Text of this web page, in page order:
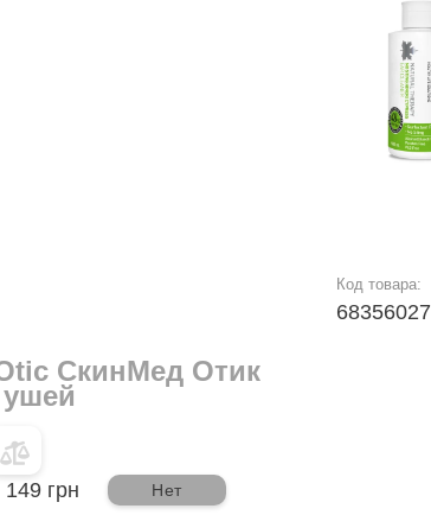
Код товара:
68356027
СкинМед Отик
149 грн Нет